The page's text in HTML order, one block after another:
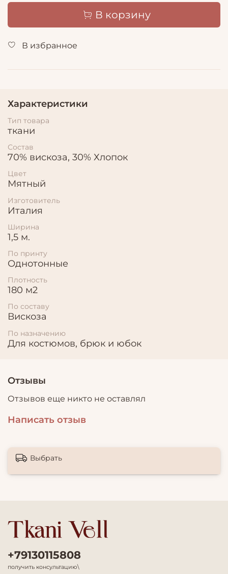
В корзину
В избранное
Характеристики
Тип товара
ткани
Состав
70% вискоза, 30% Хлопок
Цвет
Мятный
Изготовитель
Италия
Ширина
1,5 м.
По принту
Однотонные
Плотность
180 м2
По составу
Вискоза
По назначению
Для костюмов, брюк и юбок
Отзывы
Отзывов еще никто не оставлял
Написать отзыв
Выбрать
+79130115808
получить консультацию\